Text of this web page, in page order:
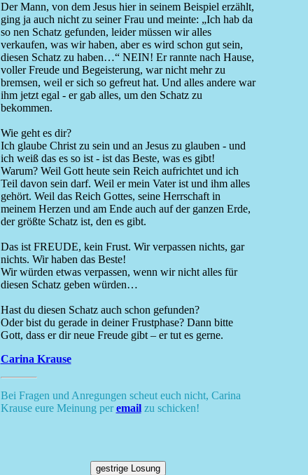
Der Mann, von dem Jesus hier in seinem Beispiel erzählt,
ging ja auch nicht zu seiner Frau und meinte: „Ich hab da
so nen Schatz gefunden, leider müssen wir alles
verkaufen, was wir haben, aber es wird schon gut sein,
diesen Schatz zu haben…“ NEIN! Er rannte nach Hause,
voller Freude und Begeisterung, war nicht mehr zu
bremsen, weil er sich so gefreut hat. Und alles andere war
ihm jetzt egal - er gab alles, um den Schatz zu
bekommen.
Wie geht es dir?
Ich glaube Christ zu sein und an Jesus zu glauben - und
ich weiß das es so ist - ist das Beste, was es gibt!
Warum? Weil Gott heute sein Reich aufrichtet und ich
Teil davon sein darf. Weil er mein Vater ist und ihm alles
gehört. Weil das Reich Gottes, seine Herrschaft in
meinem Herzen und am Ende auch auf der ganzen Erde,
der größte Schatz ist, den es gibt.
Das ist FREUDE, kein Frust. Wir verpassen nichts, gar
nichts. Wir haben das Beste!
Wir würden etwas verpassen, wenn wir nicht alles für
diesen Schatz geben würden…
Hast du diesen Schatz auch schon gefunden?
Oder bist du gerade in deiner Frustphase? Dann bitte
Gott, dass er dir neue Freude gibt – er tut es gerne.
Carina Krause
Bei Fragen und Anregungen scheut euch nicht, Carina
Krause eure Meinung peremailzu schicken!
gestrige Losung